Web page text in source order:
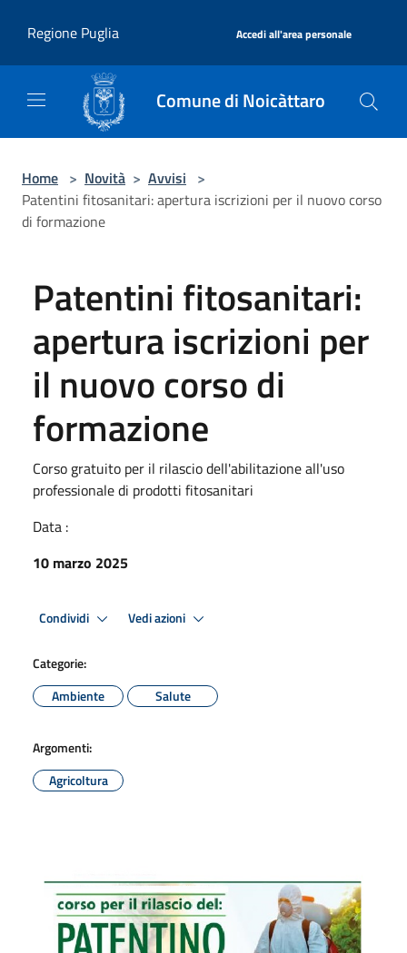
Regione Puglia
Accedi all'area personale
Comune di Noicàttaro
Home > Novità > Avvisi >
Patentini fitosanitari: apertura iscrizioni per il nuovo corso
di formazione
Patentini fitosanitari:
apertura iscrizioni per
il nuovo corso di
formazione
Corso gratuito per il rilascio dell'abilitazione all'uso
professionale di prodotti fitosanitari
Data :
10 marzo 2025
Condividi Vedi azioni
Categorie:
Ambiente
Salute
Argomenti:
Agricoltura